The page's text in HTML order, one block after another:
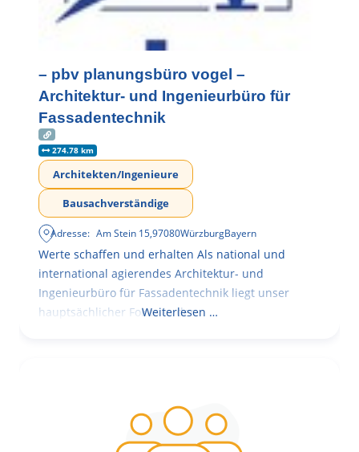
– pbv planungsbüro vogel –
Architektur- und Ingenieurbüro für
Fassadentechnik
274.78 km
Architekten/Ingenieure
Bausachverständige
Adresse: Am Stein 15,97080WürzburgBayern
Werte schaffen und erhalten Als national und
international agierendes Architektur- und
Ingenieurbüro für Fassadentechnik liegt unser
hauptsächlicher Fokus in der
Weiterlesen …